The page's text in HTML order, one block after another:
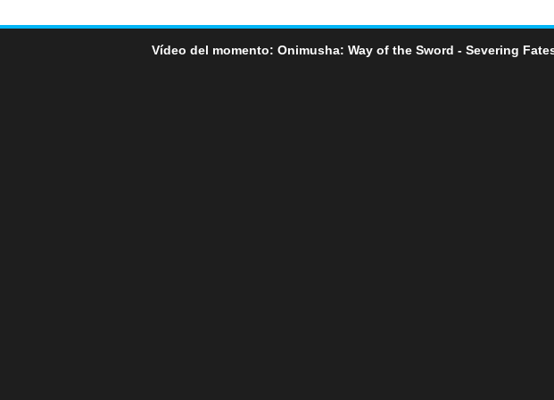
Vídeo del momento: Onimusha: Way of the Sword - Severing